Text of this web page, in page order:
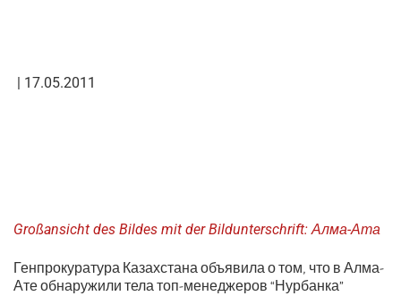
| 17.05.2011
Großansicht des Bildes mit der Bildunterschrift:Алма-Ата
Генпрокуратура Казахстана объявила о том, что в Алма-
Ате обнаружили тела топ-менеджеров “Нурбанка”